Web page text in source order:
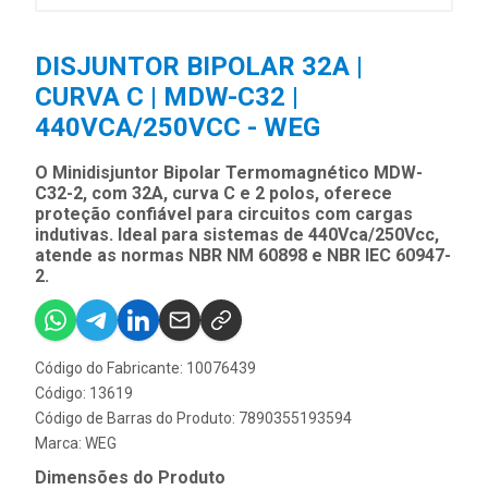
DISJUNTOR BIPOLAR 32A |
CURVA C | MDW-C32 |
440VCA/250VCC - WEG
O Minidisjuntor Bipolar Termomagnético MDW-
C32-2, com 32A, curva C e 2 polos, oferece
proteção confiável para circuitos com cargas
indutivas. Ideal para sistemas de 440Vca/250Vcc,
atende as normas NBR NM 60898 e NBR IEC 60947-
2.
Código do Fabricante: 10076439
Código: 13619
Código de Barras do Produto: 7890355193594
Marca: WEG
Dimensões do Produto